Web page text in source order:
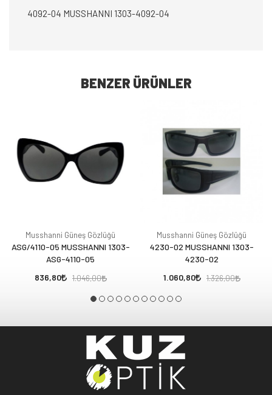
4092-04 MUSSHANNI 1303-4092-04
BENZER ÜRÜNLER
Musshanni Güneş Gözlüğü
ASG/4110-05 MUSSHANNI 1303-
ASG-4110-05
836,80
1.046,00
Musshanni Güneş Gözlüğü
4230-02 MUSSHANNI 1303-
4230-02
1.060,80
1.326,00